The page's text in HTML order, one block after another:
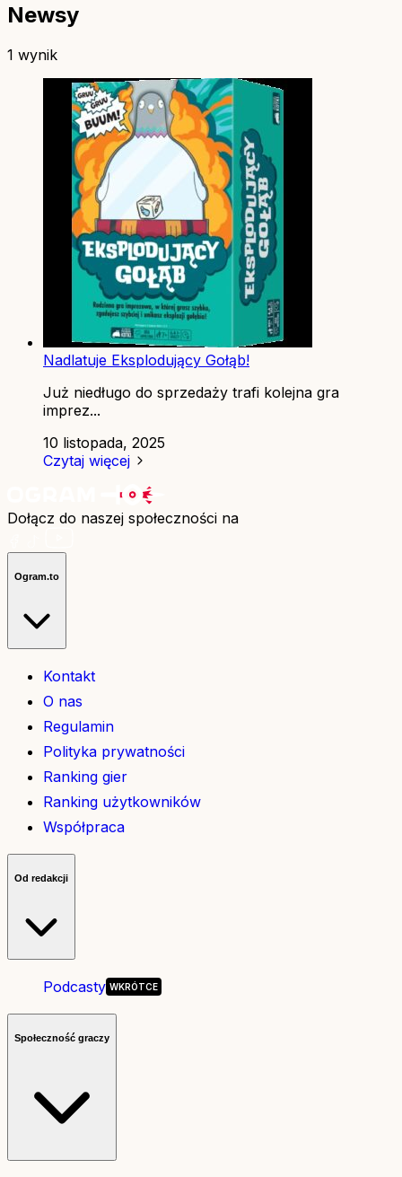
Newsy
1 wynik
Nadlatuje Eksplodujący Gołąb!
Już niedługo do sprzedaży trafi kolejna gra
imprez...
10 listopada, 2025
Czytaj więcej
Dołącz do naszej społeczności na
Ogram.to
Kontakt
O nas
Regulamin
Polityka prywatności
Ranking gier
Ranking użytkowników
Współpraca
Od redakcji
Podcasty
Społeczność graczy